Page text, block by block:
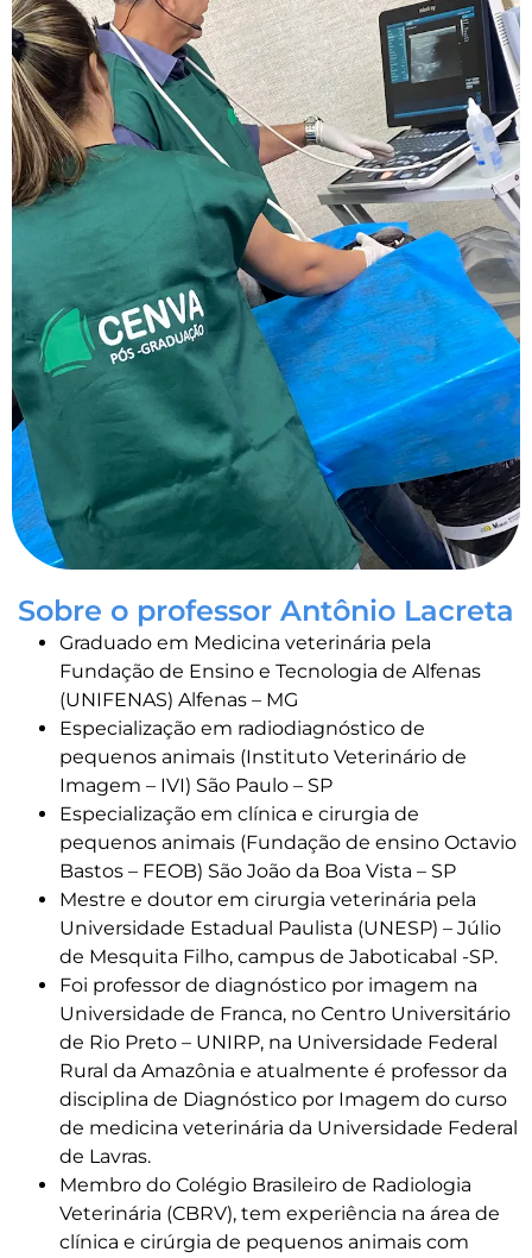
Sobre o professor Antônio Lacreta
Graduado em Medicina veterinária pela
Fundação de Ensino e Tecnologia de Alfenas
(UNIFENAS) Alfenas – MG
Especialização em radiodiagnóstico de
pequenos animais (Instituto Veterinário de
Imagem – IVI) São Paulo – SP
Especialização em clínica e cirurgia de
pequenos animais (Fundação de ensino Octavio
Bastos – FEOB) São João da Boa Vista – SP
Mestre e doutor em cirurgia veterinária pela
Universidade Estadual Paulista (UNESP) – Júlio
de Mesquita Filho, campus de Jaboticabal -SP.
Foi professor de diagnóstico por imagem na
Universidade de Franca, no Centro Universitário
de Rio Preto – UNIRP, na Universidade Federal
Rural da Amazônia e atualmente é professor da
disciplina de Diagnóstico por Imagem do curso
de medicina veterinária da Universidade Federal
de Lavras.
Membro do Colégio Brasileiro de Radiologia
Veterinária (CBRV), tem experiência na área de
clínica e cirúrgia de pequenos animais com